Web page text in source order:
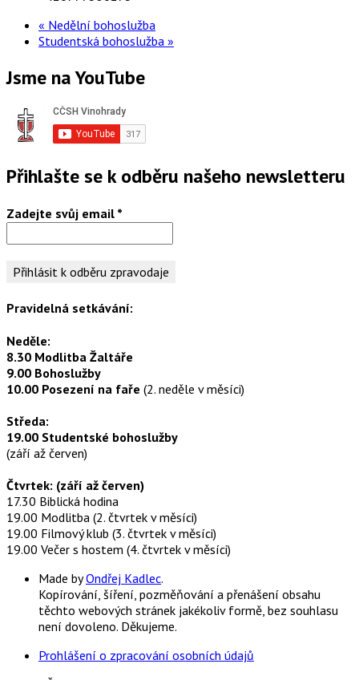
« Nedělní bohoslužba
Studentská bohoslužba »
Jsme na YouTube
Přihlašte se k odběru našeho newsletteru
Zadejte svůj email *
Pravidelná setkávání:
Neděle:
8.30 Modlitba Žaltáře
9.00 Bohoslužby
10.00 Posezení na faře (2. neděle v měsíci)
Středa:
19.00 Studentské bohoslužby
(září až červen)
Čtvrtek: (září až červen)
17.30 Biblická hodina
19.00 Modlitba (2. čtvrtek v měsíci)
19.00 Filmový klub (3. čtvrtek v měsíci)
19.00 Večer s hostem (4. čtvrtek v měsíci)
Made byOndřej Kadlec.
Kopírování, šíření, pozměňování a přenášení obsahu
těchto webových stránek jakékoliv formě, bez souhlasu
není dovoleno. Děkujeme.
Prohlášení o zpracování osobních údajů